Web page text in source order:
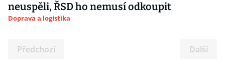
neuspěli, ŘSD ho nemusí odkoupit
Doprava a logistika
Předchozí Další